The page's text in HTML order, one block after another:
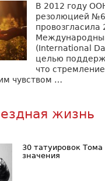
В 2012 году
резолюцией
провозгласила
(International
целью
что
чувством …
жизнь
30 татуировок
значения